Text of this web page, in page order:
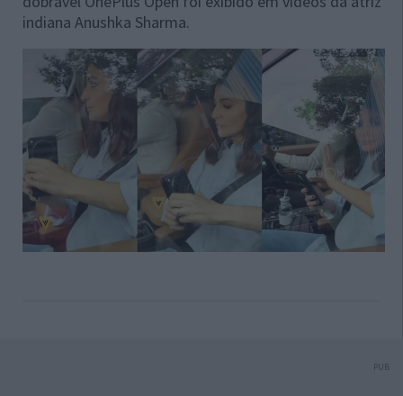
indiana Anushka Sharma.
PUB